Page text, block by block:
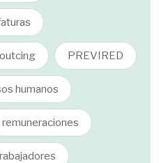
PREVIRED
humanos
remuneraciones